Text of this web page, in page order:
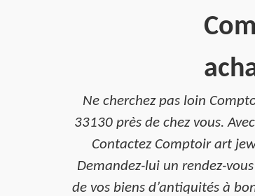
Ne cherchez pas loin
33130 près de chez vous.
Contactez Comptoir art
Demandez-lui un rendez-
de vos biens d’antiquités à